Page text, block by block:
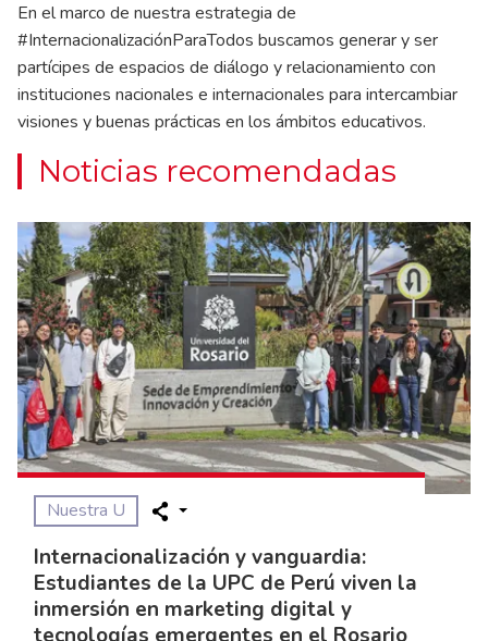
En el marco de nuestra estrategia de
#InternacionalizaciónParaTodos buscamos generar y ser
partícipes de espacios de diálogo y relacionamiento con
instituciones nacionales e internacionales para intercambiar
visiones y buenas prácticas en los ámbitos educativos.
Noticias recomendadas
Nuestra U
Internacionalización y vanguardia:
Estudiantes de la UPC de Perú viven la
inmersión en marketing digital y